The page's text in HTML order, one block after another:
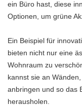
ein Büro hast, diese
Optionen, um grüne
Ein Beispiel für
bieten nicht nur eine
Wohnraum zu
kannst sie an
anbringen und so das
herausholen.